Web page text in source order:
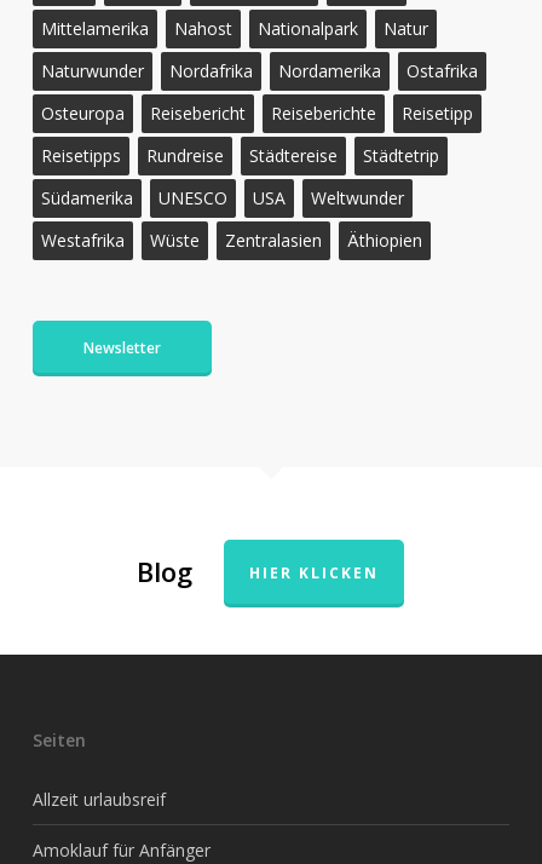
Mittelamerika
Nahost Nationalpark
Natur
Naturwunder
Nordafrika Nordamerika
Ostafrika
Osteuropa
Reisebericht Reiseberichte
Reisetipp
Reisetipps
Rundreise Städtereise
Städtetrip
Südamerika
UNESCO USA
Weltwunder
Westafrika
Wüste Zentralasien Äthiopien
Newsletter
Blog HIER KLICKEN
Seiten
Allzeit urlaubsreif
Amoklauf für Anfänger